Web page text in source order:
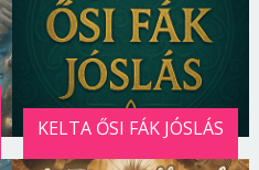
KELTA ŐSI FÁK JÓSLÁS
Bejelentkezés